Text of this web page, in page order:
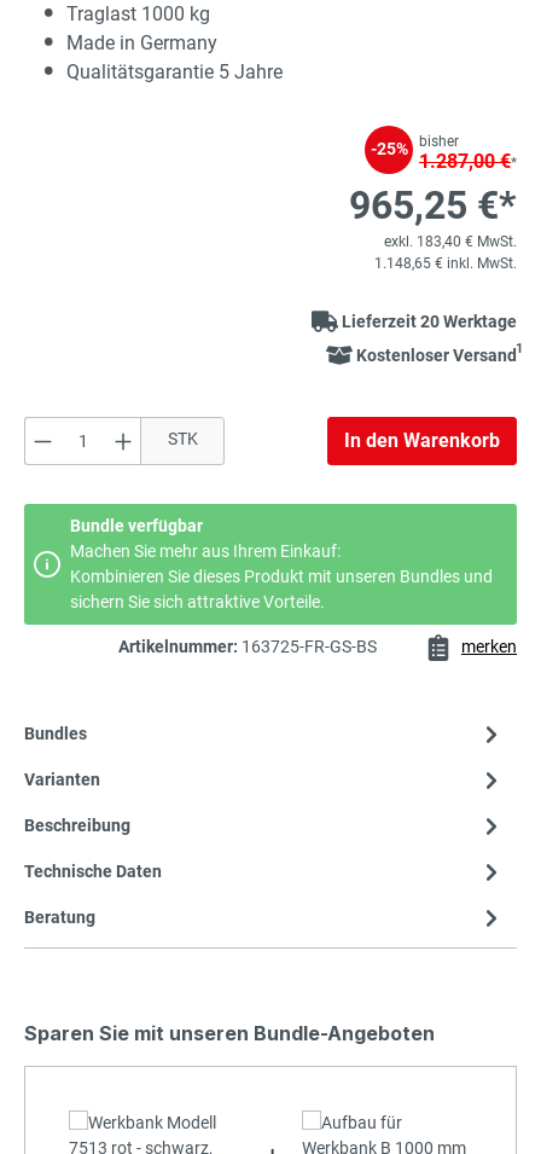
Traglast 1000 kg
Made in Germany
Qualitätsgarantie 5 Jahre
-25% bisher
1.287,00 €*
965,25 €*
exkl. 183,40 € MwSt.
1.148,65 € inkl. MwSt.
Lieferzeit 20 Werktage
Kostenloser Versand1
Produkt Anzahl: Gib den gewünschten
STK In den Warenkorb
Bundle verfügbar
Machen Sie mehr aus Ihrem Einkauf:
Kombinieren Sie dieses Produkt mit unseren Bundles und
sichern Sie sich attraktive Vorteile.
Artikelnummer: 163725-FR-GS-BS merken
Bundles
Varianten
Beschreibung
Technische Daten
Beratung
Sparen Sie mit unseren Bundle-Angeboten